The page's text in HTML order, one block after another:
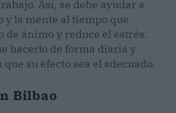
Así, se debe ayudar a
y la mente al tiempo que
de ánimo y reduce el estrés.
hacerlo de forma diaria y
su efecto sea el adecuado.
Bilbao